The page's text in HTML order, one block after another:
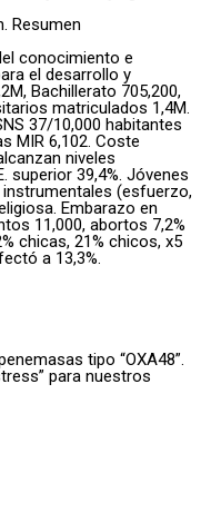
Resumen
conocimiento e
el desarrollo y
Bachillerato 705,200,
matriculados 1,4M.
37/10,000 habitantes
MIR 6,102. Coste
niveles
superior 39,4%. Jóvenes
(esfuerzo,
Embarazo en
11,000, abortos 7,2%
chicas, 21% chicos, x5
a 13,3%.
tipo “OXA48”.
para nuestros